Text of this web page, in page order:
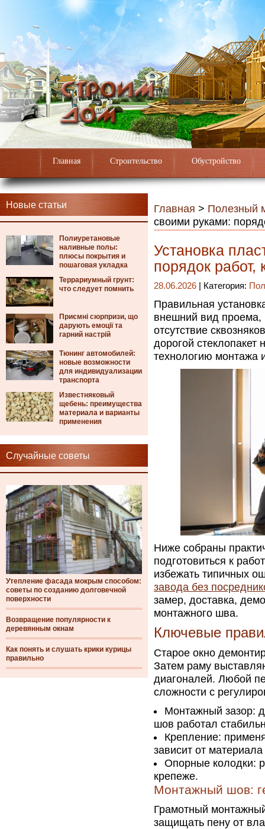
Главная Строительство Обустройство
Новые статьи
Полиуретановые
наливные полы:
плюсы покрытия и
пошаговая укладка
Террариумный грунт:
что следует помнить
Приємні сюрпризи, що
дарують емоції та
гарний настрій
Тюнинг автомобилей:
новые возможности
для индивидуализации
транспорта
Известняковый
щебень: преимущества
материала и варианты
применения
Случайные советы
Утепление фасада мокрым способом:
советы по созданию долговечной
поверхности
Возвращение популярности к
деревянным окнам
Как понять и слушать крики курицы
правильно
Главная > Полезный
своими руками:
Установка
порядок работ,
28.06.2026 | Категория:
Правильная
внешний вид
отсутствие
дорогой
технологию монтажа
Ниже собраны
подготовиться к
избежать типичных
завода без
замер, доставка,
монтажного шва.
Ключевые
Старое окно
Затем раму
диагоналей. Любой
сложности с
Монтажный зазор:
шов работал
Крепление:
зависит от
Опорные колодки:
крепеже.
Монтажный шов:
Грамотный
защищать пену от